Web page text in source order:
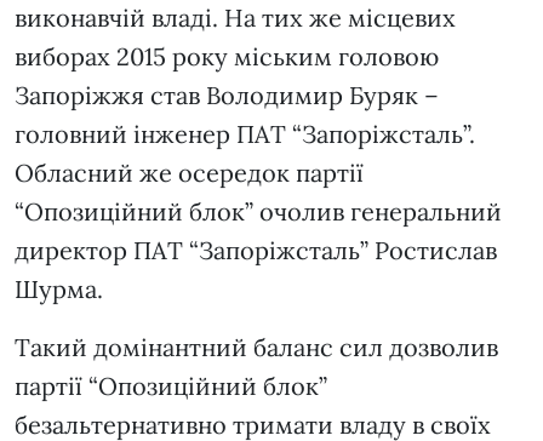
виконавчій владі. На тих же місцевих
виборах 2015 року міським головою
Запоріжжя став Володимир Буряк –
головний інженер ПАТ “Запоріжсталь”.
Обласний же осередок партії
“Опозиційний блок” очолив генеральний
директор ПАТ “Запоріжсталь” Ростислав
Шурма.
Такий домінантний баланс сил дозволив
партії “Опозиційний блок”
безальтернативно тримати владу в своїх